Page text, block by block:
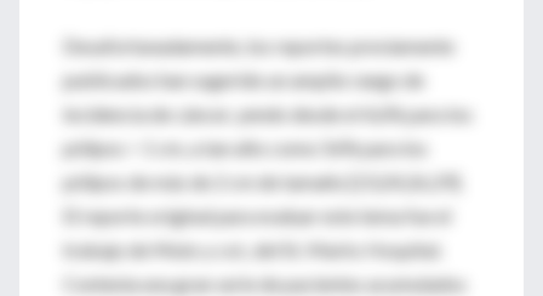
Desafortunadamente, los reportes previamente
publicados han sugerido un amplio rango de
incidencia de cáncer, yendo desde el 4,6% para los
pólipos > 1 cm, a tan alto como 56% para los
pólipos de más de 2 cm de tamaño [23,24,26,29].
El reporte original para evaluar este tema fue el
trabajo de Muto y col., del St. Marks Hospital.
Contenía una gran serie de pacientes acumulados